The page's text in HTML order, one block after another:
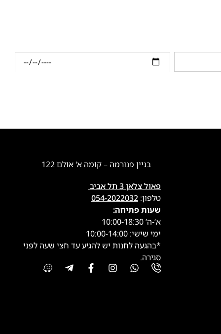
בניין פנורמה – קומה א' אולם 122
פאול צלאן 3 תל אביב
טלפון: 054-2022032
שעות פתיחה:
א’-ה’ 10:00-18:30
ימי שישי: 10:00-14:00
*בהגעה לחנות יש להגיע עד חצי שעה לפני
סגירה.